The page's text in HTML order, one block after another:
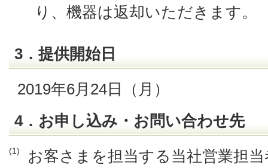
り、機器は返却いただきます。
3．提供開始日
2019年6月24日（月）
4．お申し込み・お問い合わせ先
(1)
お客さまを担当する当社営業担